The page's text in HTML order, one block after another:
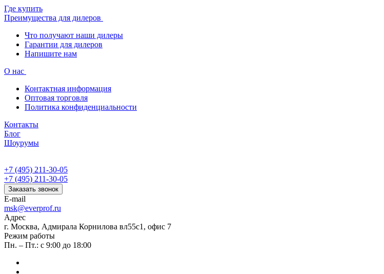
Где купить
Преимущества для дилеров
Что получают наши дилеры
Гарантии для дилеров
Напишите нам
О нас
Контактная информация
Оптовая торговля
Политика конфиденциальности
Контакты
Блог
Шоурумы
+7 (495) 211-30-05
+7 (495) 211-30-05
Заказать звонок
E-mail
msk@everprof.ru
Адрес
г. Москва, Адмирала Корнилова вл55с1, офис 7
Режим работы
Пн. – Пт.: с 9:00 до 18:00